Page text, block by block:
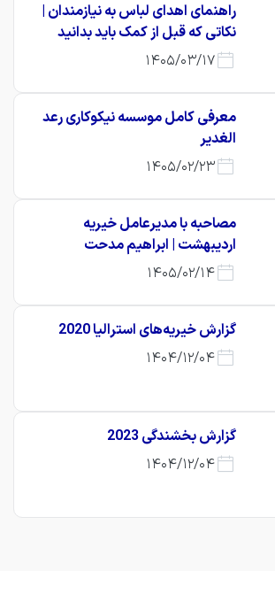
راهنمای اهدای لباس به نیازمندان |
نکاتی که قبل از کمک باید بدانید
1405/03/17
معرفی کامل موسسه نیکوکاری رعد
الغدیر
1405/02/23
مصاحبه با مدیرعامل خیریه
اردیبهشت | ابراهیم مدحت
1405/02/14
گزارش خیریه‌های استرالیا 2020
1404/12/04
گزارش بخشندگی 2023
1404/12/04